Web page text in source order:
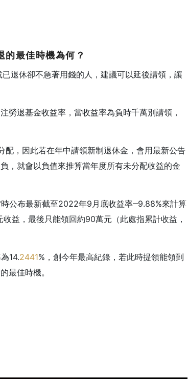
最佳時機為何？
退休卻不急著用錢的人，建議可以延後請領，讓
勞退基金收益率，當收益率為負時千萬別請領，
，因此若在年中請領新制退休金，會用最新公告
，就會以負值來推算當年度所有未分配收益的金
公布最新截至2022年9月底收益率‒9.88%來計算
益，最後只能領回約90萬元（此處指累計收益，
14.2441%，創今年最高紀錄，若此時提領能領到
最佳時機。